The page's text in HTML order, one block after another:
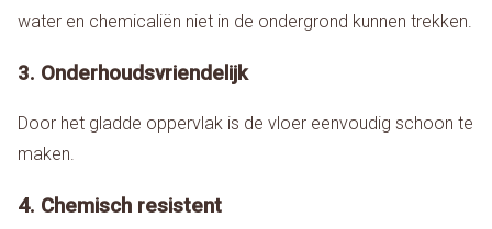
water en chemicaliën niet in de ondergrond kunnen trekken.
3. Onderhoudsvriendelijk
Door het gladde oppervlak is de vloer eenvoudig schoon te
maken.
4. Chemisch resistent